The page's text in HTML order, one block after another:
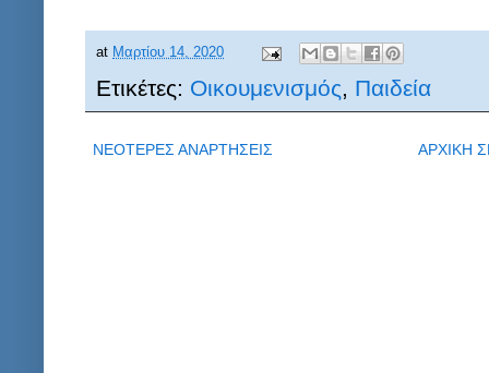
at Μαρτίου 14, 2020
Ετικέτες: Οικουμενισμός, Παιδεία
ΝΕΟΤΕΡΕΣ ΑΝΑΡΤΗΣΕΙΣ ΑΡΧΙΚΗ